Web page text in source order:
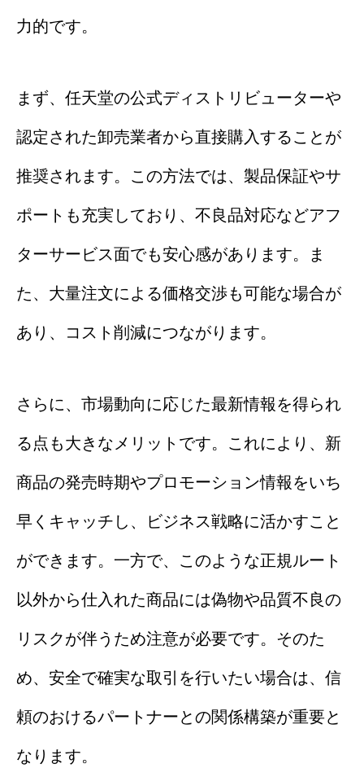
力的です。
まず、任天堂の公式ディストリビューターや
認定された卸売業者から直接購入することが
推奨されます。この方法では、製品保証やサ
ポートも充実しており、不良品対応などアフ
ターサービス面でも安心感があります。ま
た、大量注文による価格交渉も可能な場合が
あり、コスト削減につながります。
さらに、市場動向に応じた最新情報を得られ
る点も大きなメリットです。これにより、新
商品の発売時期やプロモーション情報をいち
早くキャッチし、ビジネス戦略に活かすこと
ができます。一方で、このような正規ルート
以外から仕入れた商品には偽物や品質不良の
リスクが伴うため注意が必要です。そのた
め、安全で確実な取引を行いたい場合は、信
頼のおけるパートナーとの関係構築が重要と
なります。